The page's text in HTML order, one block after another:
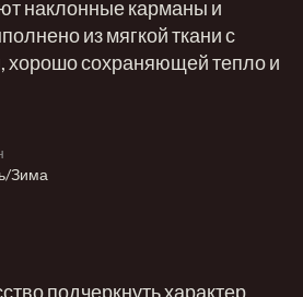
наклонные карманы и
из мягкой ткани с
хорошо сохраняющей тепло и
Зима
подчеркнуть характер